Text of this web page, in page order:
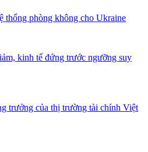
thống phòng không cho Ukraine
kinh tế đứng trước ngưỡng suy
trưởng của thị trường tài chính Việt